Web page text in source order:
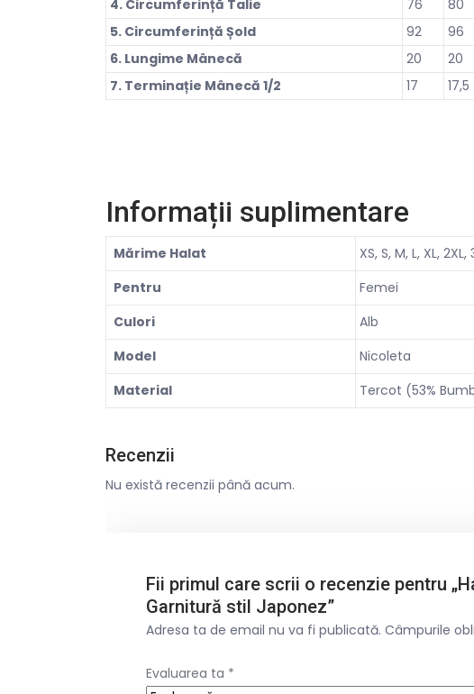
4. Circumferință Talie
76 80
5. Circumferință Șold
92 96
6. Lungime Mânecă
20 20
7. Terminație Mânecă 1/2
17 17,5
Informații suplimentare
Mărime Halat
XS, S, M, L, XL, 2XL,
Pentru
Femei
Culori
Alb
Model
Nicoleta
Material
Tercot (53%
Recenzii
Nu există recenzii până acum.
Fii primul care scrii o recenzie pentru
Garnitură stil Japonez”
Adresa ta de email nu va fi publicată. Câmpurile
Evaluarea ta *